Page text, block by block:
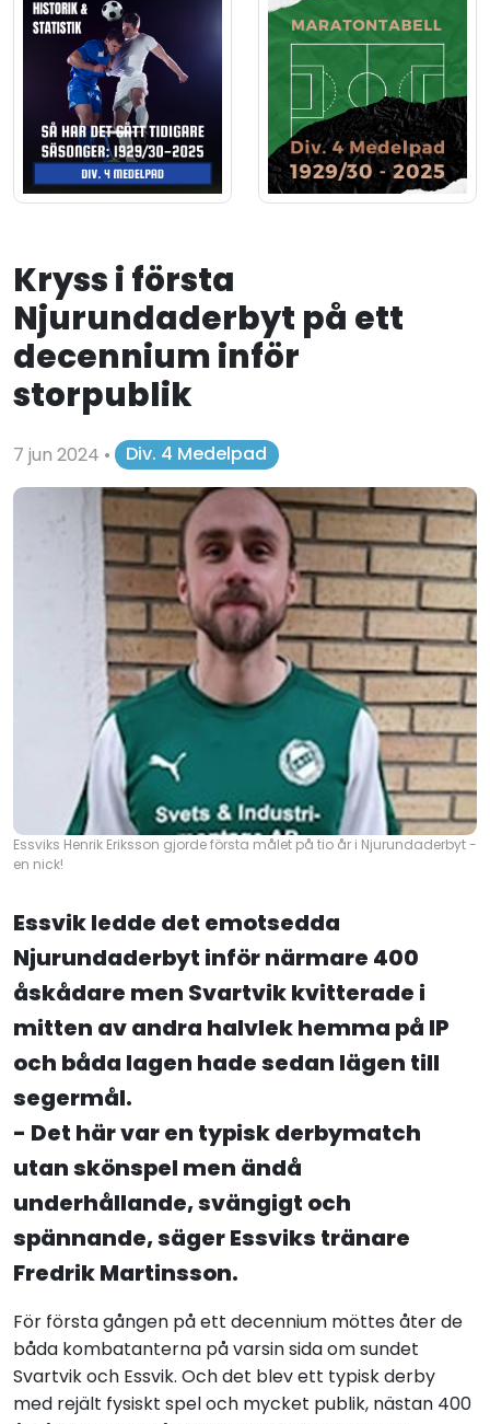
Kryss i första
Njurundaderbyt på ett
decennium inför
storpublik
7 jun 2024 • Div. 4 Medelpad
Essviks Henrik Eriksson gjorde första målet på tio år i Njurundaderbyt -
en nick!
Essvik ledde det emotsedda
Njurundaderbyt inför närmare 400
åskådare men Svartvik kvitterade i
mitten av andra halvlek hemma på IP
och båda lagen hade sedan lägen till
segermål.
- Det här var en typisk derbymatch
utan skönspel men ändå
underhållande, svängigt och
spännande, säger Essviks tränare
Fredrik Martinsson.
För första gången på ett decennium möttes åter de
båda kombatanterna på varsin sida om sundet
Svartvik och Essvik. Och det blev ett typisk derby
med rejält fysiskt spel och mycket publik, nästan 400